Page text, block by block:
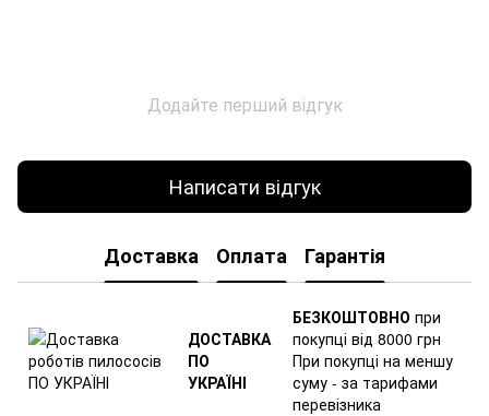
Додайте перший відгук
Написати відгук
Доставка Оплата Гарантія
ДОСТАВКА
ПО
УКРАЇНІ
БЕЗКОШТОВНО при
покупці від 8000 грн
При покупці на меншу
суму - за тарифами
перевізника